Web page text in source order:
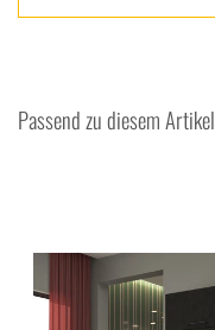
Passend zu diesem Artikel